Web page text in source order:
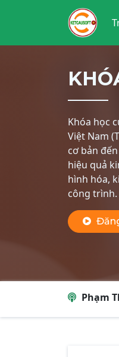
Khóa học
Việt Nam
cơ bản
hiệu quả
hình hóa,
công trình.
Phạm